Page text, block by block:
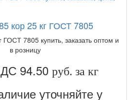
кор 25 кг ГОСТ 7805
ГОСТ 7805 купить, заказать оптом и
в розницу
94.50 руб. за кг
уточняйте у